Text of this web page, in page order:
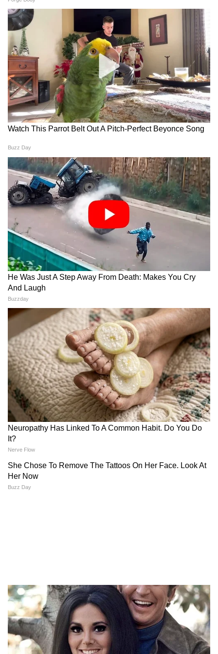
सकती है।
मकर राशिफल 5 जून 2026 (Dainik Makar Rashifal)
इस राशि के लोगों का कामकाज में मन कम लगेगा। विदेश
यात्रा की संभावनाएं बन सकती हैं। खरीदारी करते समय
बजट का ध्यान रखें। किसी रिश्तेदार की आर्थिक सहायता
करनी पड़ सकती है। पैसों के लेन-देन में विशेष सावधानी
रखें।
कुंभ राशिफल 5 जून 2026 (Dainik Kumbh Rashifal)
वाहन चलाते समय नियमों का पालन करें। बिजनेस के
विस्तार की योजनाओं में कुछ रुकावटें आ सकती हैं।
राजनीति से जुड़े लोगों के लिए दिन थोड़ा चुनौतीपूर्ण रह
सकता है। परिवार के साथ समय बिताने का अवसर
मिलेगा। संतान से सुखद समाचार मिलेगा।
मीन राशिफल 5 जून 2026 (Dainik Meen Rashifal)
आय बढ़ाने के नए अवसर मिलेंगे। प्रेम विवाह की इच्छा
पूरी हो सकती है। जमीन-जायदाद से जुड़े मामलों में लाभ
के योग हैं। मित्रों के साथ अच्छा समय बिताएंगे। कोर्ट-
कचहरी के मामले आपसी सहमति से सुलझ सकते हैं।
सेहत ठीक रहेगी।
Disclaimer
इस आर्टिकल में जो जानकारी है, वो ज्योतिषियों द्वारा
बताई गईं हैं। हम सिर्फ इस जानकारी को आप तक
पहुंचाने का एक माध्यम हैं। यूजर्स इन जानकारियों को
सिर्फ सूचना ही मानें।